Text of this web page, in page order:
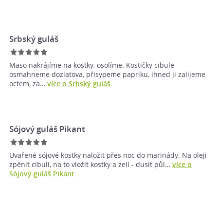
Srbský guláš
Maso nakrájíme na kostky, osolíme. Kostičky cibule
osmahneme dozlatova, přisypeme papriku, ihned ji zalijeme
octem, za… více o Srbský guláš
Sójový guláš Pikant
Uvařené sójové kostky naložit přes noc do marinády. Na oleji
zpěnit cibuli, na to vložit kostky a zelí - dusit půl… více o
Sójový guláš Pikant